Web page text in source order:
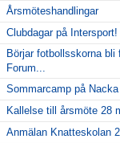
Årsmöteshandlingar
Clubdagar på Intersport!
Börjar fotbollsskorna
Forum...
Sommarcamp på
Kallelse till årsmöte 28
Anmälan Knatteskolan